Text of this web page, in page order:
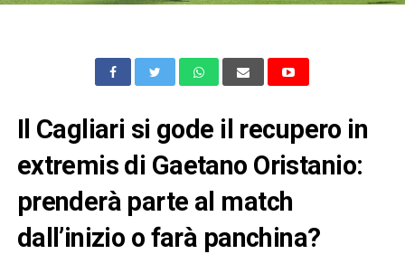
Il Cagliari si gode il recupero in
extremis di Gaetano Oristanio:
prenderà parte al match
dall’inizio o farà panchina?